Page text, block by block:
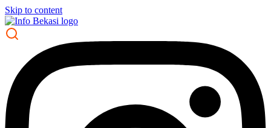
Skip to content